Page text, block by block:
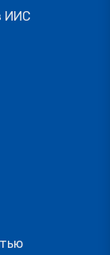
ИИС